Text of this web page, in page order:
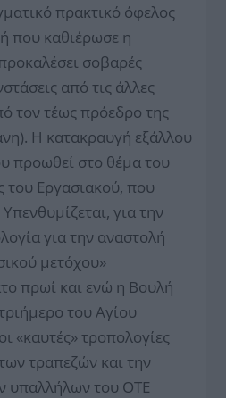
πρακτικό όφελος
που καθιέρωσε η
σοβαρές
από τις άλλες
τον τέως πρόεδρο της
Η κατακραυγή εξάλλου
προωθεί στο θέμα του
του Εργασιακού, που
Υπενθυμίζεται, για την
για την αναστολή
μετόχου»
πρωί και ενώ η Βουλή
του Αγίου
«καυτές» τροπολογίες
τραπεζών και την
υπαλλήλων του ΟΤΕ